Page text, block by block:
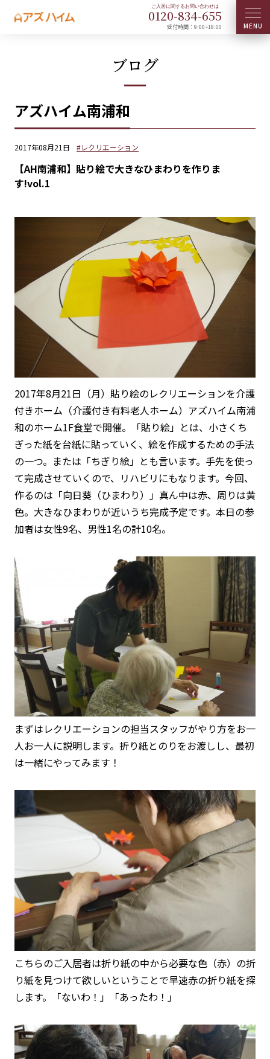
0120-834-655
受付時間：9:00~18:00
ブログ
アズハイム南浦和
2017年08月21日 #レクリエーション
【AH南浦和】貼り絵で大きなひまわりを作りま
す!vol.1
2017年8月21日（月）貼り絵のレクリエーションを介護
付きホーム（介護付き有料老人ホーム）アズハイム南浦
和のホーム1F食堂で開催。「貼り絵」とは、小さくち
ぎった紙を台紙に貼っていく、絵を作成するための手法
の一つ。または「ちぎり絵」とも言います。手先を使っ
て完成させていくので、リハビリにもなります。今回、
作るのは「向日葵（ひまわり）」真ん中は赤、周りは黄
色。大きなひまわりが近いうち完成予定です。本日の参
加者は女性9名、男性1名の計10名。
まずはレクリエーションの担当スタッフがやり方をお一
人お一人に説明します。折り紙とのりをお渡しし、最初
は一緒にやってみます！
こちらのご入居者は折り紙の中から必要な色（赤）の折
り紙を見つけて欲しいということで早速赤の折り紙を探
します。「ないわ！」「あったわ！」